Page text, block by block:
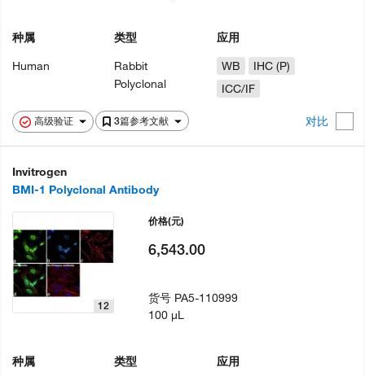
高级验证 3篇参考文献 对比
种属
Human
类型
Rabbit
Polyclonal
应用
WB
IHC (P)
ICC/IF
Invitrogen
BMI-1 Polyclonal Antibody
12
种属
类型
应用
价格(元)
6,543.00
货号 PA5-110999
100 µL